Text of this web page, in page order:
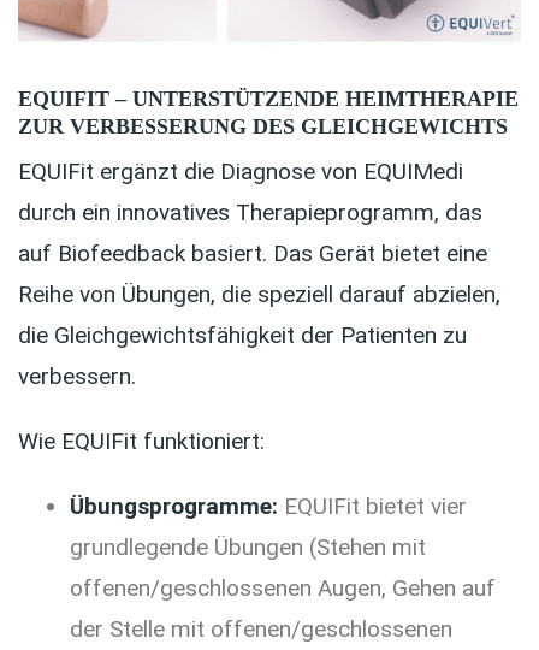
EQUIFIT – UNTERSTÜTZENDE HEIMTHERAPIE
ZUR VERBESSERUNG DES GLEICHGEWICHTS
EQUIFit ergänzt die Diagnose von EQUIMedi
durch ein innovatives Therapieprogramm, das
auf Biofeedback basiert. Das Gerät bietet eine
Reihe von Übungen, die speziell darauf abzielen,
die Gleichgewichtsfähigkeit der Patienten zu
verbessern.
Wie EQUIFit funktioniert:
Übungsprogramme: EQUIFit bietet vier
grundlegende Übungen (Stehen mit
offenen/geschlossenen Augen, Gehen auf
der Stelle mit offenen/geschlossenen